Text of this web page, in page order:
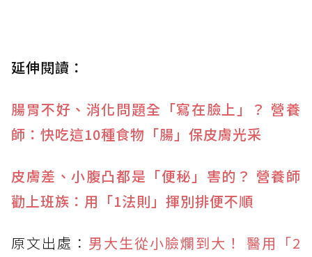
延伸閱讀：
腸胃不好、消化問題全「寫在臉上」？ 營養
師：快吃這10種食物「腸」保皮膚光采
皮膚差、小腹凸都是「便秘」害的？ 營養師
勸上班族：用「1法則」揮別排便不順
原文出處： 男大生從小臉爛到大！ 醫用「2